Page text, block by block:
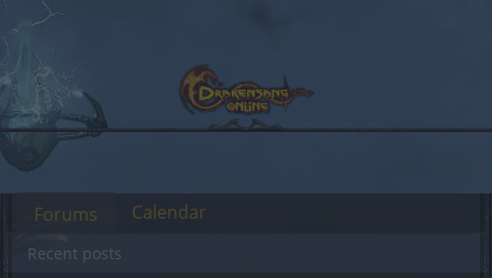
Forums
Recent posts
Calendar